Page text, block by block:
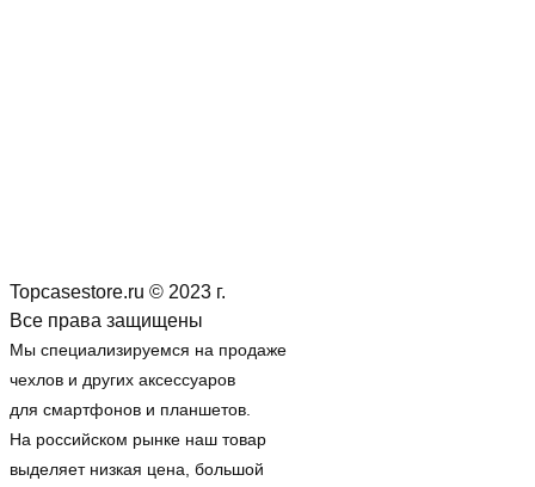
Topcasestore.ru © 2023 г.
Все права защищены
Мы специализируемся на продаже
чехлов и других аксессуаров
для смартфонов и планшетов.
На российском рынке наш товар
выделяет низкая цена, большой